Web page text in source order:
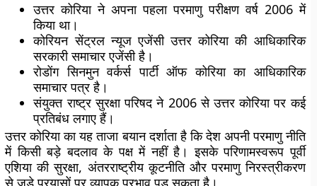
उत्तर कोरिया ने अपना पहला परमाणु परीक्षण वर्ष 2006 में
किया था।
कोरियन सेंट्रल न्यूज एजेंसी उत्तर कोरिया की आधिकारिक
सरकारी समाचार एजेंसी है।
रोडोंग सिनमुन वर्कर्स पार्टी ऑफ कोरिया का आधिकारिक
समाचार पत्र है।
संयुक्त राष्ट्र सुरक्षा परिषद ने 2006 से उत्तर कोरिया पर कई
प्रतिबंध लगाए हैं।
उत्तर कोरिया का यह ताजा बयान दर्शाता है कि देश अपनी परमाणु नीति
में किसी बड़े बदलाव के पक्ष में नहीं है। इसके परिणामस्वरूप पूर्वी
एशिया की सुरक्षा, अंतरराष्ट्रीय कूटनीति और परमाणु निरस्त्रीकरण
से जुड़े प्रयासों पर व्यापक प्रभाव पड़ सकता है।